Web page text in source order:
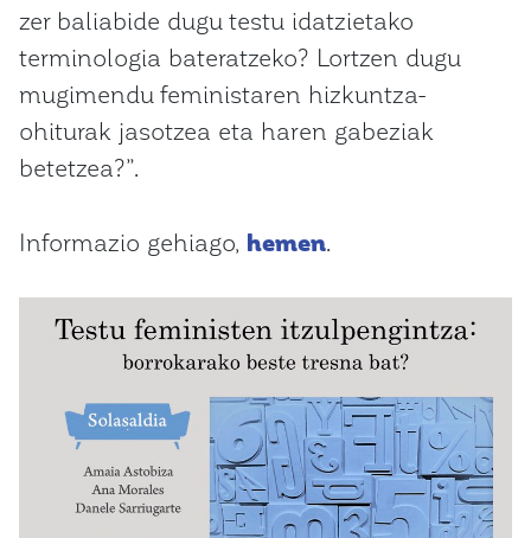
zer baliabide dugu testu idatzietako
terminologia bateratzeko? Lortzen dugu
mugimendu feministaren hizkuntza-
ohiturak jasotzea eta haren gabeziak
betetzea?”.
Informazio gehiago, hemen.